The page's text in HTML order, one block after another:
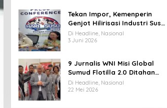
Tekan Impor, Kemenperin
Genjot Hilirisasi Industri Susu
Lewat Momen Hari Susu
Nusantara 2026
Di Headline, Nasional
3 Juni 2026
9 Jurnalis WNI Misi Global
Sumud Flotilla 2.0 Ditahan
Militer Israel, Kini Dibebaskan
dan Dievakuasi ke Istanbul
Di Headline, Nasional
22 Mei 2026